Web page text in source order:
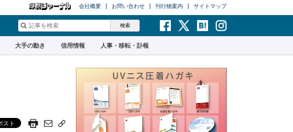
会社概要 お問い合わせ 刊行物案内 サイトマップ
大手の動き 信用情報 人事・移転・訃報